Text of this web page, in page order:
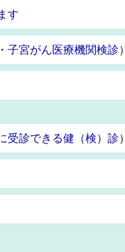
す
子宮がん医療機関検診）
診できる健（検）診）